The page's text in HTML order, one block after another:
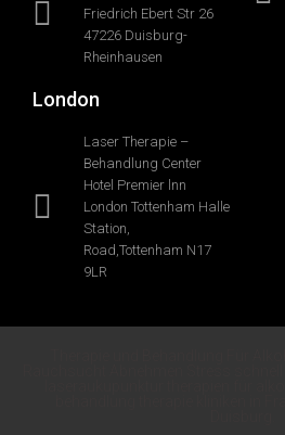
Friedrich Ebert Str 26
47226 Duisburg-
Rheinhausen
London
Laser Therapie –
Behandlung Center
Hotel Premier lnn
London Tottenham Halle
Station,
Road,Tottenham N17
9LR